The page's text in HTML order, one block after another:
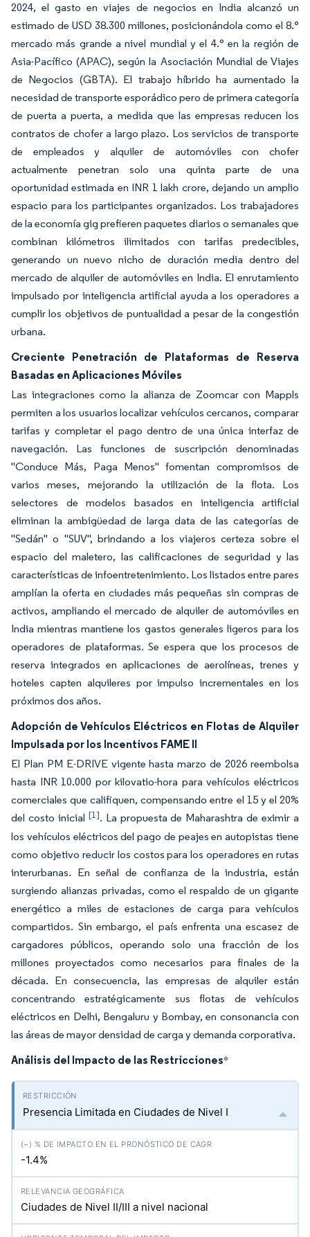
2024, el gasto en viajes de negocios en India alcanzó un
estimado de USD 38.300 millones, posicionándola como el 8.°
mercado más grande a nivel mundial y el 4.° en la región de
Asia-Pacífico (APAC), según la Asociación Mundial de Viajes
de Negocios (GBTA). El trabajo híbrido ha aumentado la
necesidad de transporte esporádico pero de primera categoría
de puerta a puerta, a medida que las empresas reducen los
contratos de chofer a largo plazo. Los servicios de transporte
de empleados y alquiler de automóviles con chofer
actualmente penetran solo una quinta parte de una
oportunidad estimada en INR 1 lakh crore, dejando un amplio
espacio para los participantes organizados. Los trabajadores
de la economía gig prefieren paquetes diarios o semanales que
combinan kilómetros ilimitados con tarifas predecibles,
generando un nuevo nicho de duración media dentro del
mercado de alquiler de automóviles en India. El enrutamiento
impulsado por inteligencia artificial ayuda a los operadores a
cumplir los objetivos de puntualidad a pesar de la congestión
urbana.
Creciente Penetración de Plataformas de Reserva
Basadas en Aplicaciones Móviles
Las integraciones como la alianza de Zoomcar con Mappls
permiten a los usuarios localizar vehículos cercanos, comparar
tarifas y completar el pago dentro de una única interfaz de
navegación. Las funciones de suscripción denominadas
"Conduce Más, Paga Menos" fomentan compromisos de
varios meses, mejorando la utilización de la flota. Los
selectores de modelos basados en inteligencia artificial
eliminan la ambigüedad de larga data de las categorías de
"Sedán" o "SUV", brindando a los viajeros certeza sobre el
espacio del maletero, las calificaciones de seguridad y las
características de infoentretenimiento. Los listados entre pares
amplían la oferta en ciudades más pequeñas sin compras de
activos, ampliando el mercado de alquiler de automóviles en
India mientras mantiene los gastos generales ligeros para los
operadores de plataformas. Se espera que los procesos de
reserva integrados en aplicaciones de aerolíneas, trenes y
hoteles capten alquileres por impulso incrementales en los
próximos dos años.
Adopción de Vehículos Eléctricos en Flotas de Alquiler
Impulsada por los Incentivos FAME II
El Plan PM E-DRIVE vigente hasta marzo de 2026 reembolsa
hasta INR 10.000 por kilovatio-hora para vehículos eléctricos
comerciales que califiquen, compensando entre el 15 y el 20%
del costo inicial [1]. La propuesta de Maharashtra de eximir a
los vehículos eléctricos del pago de peajes en autopistas tiene
como objetivo reducir los costos para los operadores en rutas
interurbanas. En señal de confianza de la industria, están
surgiendo alianzas privadas, como el respaldo de un gigante
energético a miles de estaciones de carga para vehículos
compartidos. Sin embargo, el país enfrenta una escasez de
cargadores públicos, operando solo una fracción de los
millones proyectados como necesarios para finales de la
década. En consecuencia, las empresas de alquiler están
concentrando estratégicamente sus flotas de vehículos
eléctricos en Delhi, Bengaluru y Bombay, en consonancia con
las áreas de mayor densidad de carga y demanda corporativa.
Análisis del Impacto de las Restricciones*
Presencia Limitada en Ciudades de Nivel I
-1.4%
Ciudades de Nivel II/III a nivel nacional